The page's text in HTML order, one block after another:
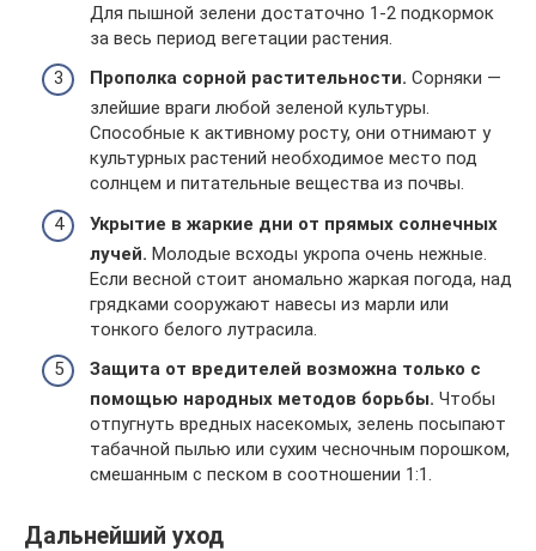
Для пышной зелени достаточно 1-2 подкормок
за весь период вегетации растения.
Прополка сорной растительности. Сорняки —
злейшие враги любой зеленой культуры.
Способные к активному росту, они отнимают у
культурных растений необходимое место под
солнцем и питательные вещества из почвы.
Укрытие в жаркие дни от прямых солнечных
лучей. Молодые всходы укропа очень нежные.
Если весной стоит аномально жаркая погода, над
грядками сооружают навесы из марли или
тонкого белого лутрасила.
Защита от вредителей возможна только с
помощью народных методов борьбы. Чтобы
отпугнуть вредных насекомых, зелень посыпают
табачной пылью или сухим чесночным порошком,
смешанным с песком в соотношении 1:1.
Дальнейший уход